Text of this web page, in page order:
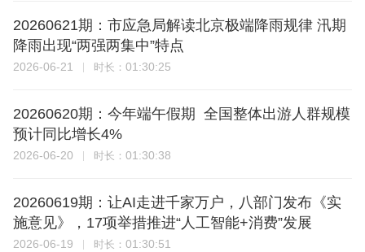
20260621期：市应急局解读北京极端降雨规律 汛期
降雨出现“两强两集中”特点
2026-06-21 时长： 01:30:25
20260620期：今年端午假期 全国整体出游人群规模
预计同比增长4%
2026-06-20 时长： 01:30:38
20260619期：让AI走进千家万户，八部门发布《实
施意见》，17项举措推进“人工智能+消费”发展
2026-06-19 时长： 01:30:51